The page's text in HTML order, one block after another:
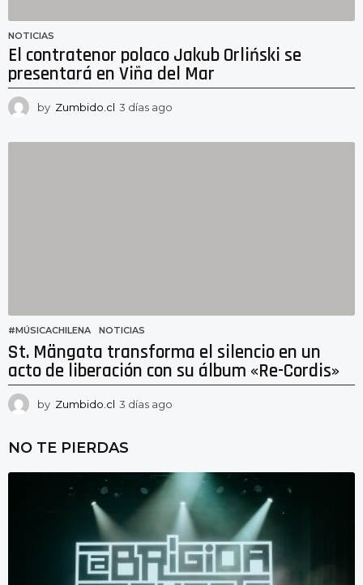
NOTICIAS
El contratenor polaco Jakub Orliński se
presentará en Viña del Mar
by Zumbido.cl 3 días ago
#MÚSICACHILENA ,NOTICIAS
St. Mängata transforma el silencio en un
acto de liberación con su álbum «Re-Cordis»
by Zumbido.cl 3 días ago
NO TE PIERDAS